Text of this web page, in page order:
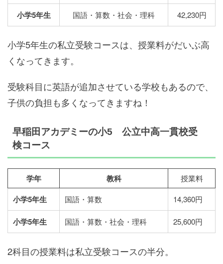
小学5年生 国語・算数・社会・理科 42,230円
小学5年生の私立受験コースは、授業料がだいぶ高
くなってきます。
受験科目に英語が追加させている学校もあるので、
子供の負担も多くなってきますね！
早稲田アカデミーの小5 公立中高一貫校受
検コース
学年 教科 授業料
小学5年生 国語・算数 14,360円
小学5年生 国語・算数・社会・理科 25,600円
2科目の授業料は私立受験コースの半分。